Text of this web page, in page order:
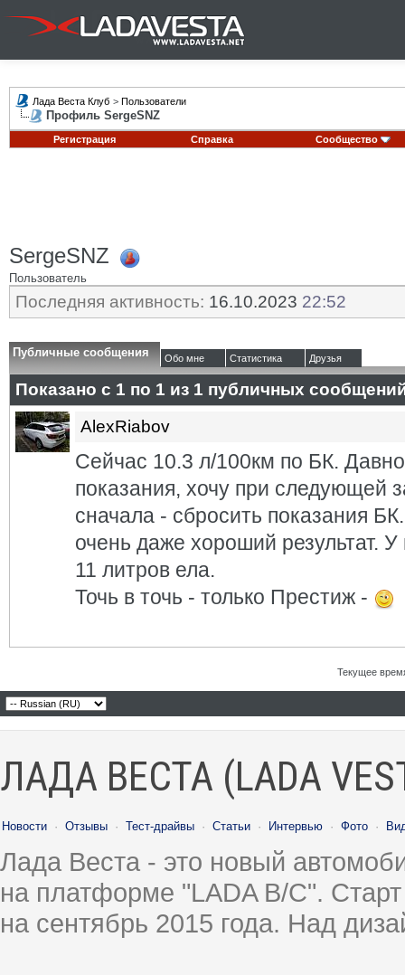
Лада Веста Клуб > Пользователи
Профиль SergeSNZ
Регистрация Справка Сообщество
SergeSNZ
Пользователь
Последняя активность: 16.10.2023 22:52
Публичные сообщения Обо мне Статистика Друзья
Показано с 1 по 1 из 1 публичных
AlexRiabov
Сейчас 10.3 л/100км по БК.
показания, хочу при следующей
сначала - сбросить показания
очень даже хороший результат.
11 литров ела.
Точь в точь - только Престиж -
Текущее
ЛАДА ВЕСТА (LADA
Новости · Отзывы · Тест-драйвы · Статьи · Интервью · Фото ·
Лада Веста - это новый
на платформе "LADA B/C".
на сентябрь 2015 года. Над